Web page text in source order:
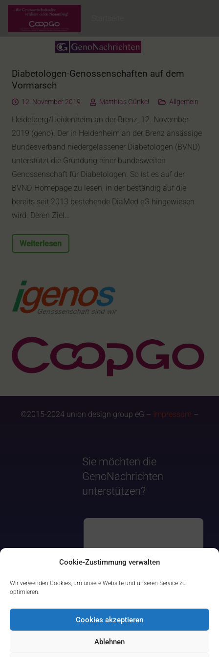
Cookie-Zustimmung verwalten
Wir verwenden Cookies, um unsere Website und unseren Service zu
optimieren.
Cookies akzeptieren
Ablehnen
Diabetologen-Genossenschaften auf dem
Vormarsch
12. November 2019 Matthias Günkel Allgemein
Heidelberg/Heidenheim an der Brenz, 12. November
2019 (geno). Der in Heidenheim an der Brenz ansässige
Bundesverband niedergelassener Diabetologen (BVND)
unterstützt die Gründung einer bundesweiten
Genossenschaft für Diabetologen. So ist es auf der
BVND-Homepage zu lesen, in der beständig auf die
bereits seit 2013 bestehende DiaMed eG hingewiesen
wird. Deren Ziel…
Weiterlesen
©2015-2024 union design group eG – Impressum –
Sie möchten die
GenoNachrichten
unterstützen?